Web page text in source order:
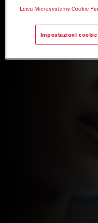
Leica Microsystems Cookie
Impostazioni cookie